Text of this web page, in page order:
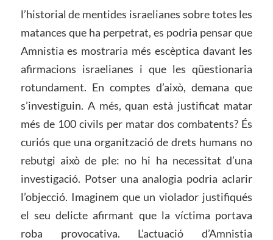
l’historial de mentides israelianes sobre totes les
matances que ha perpetrat, es podria pensar que
Amnistia es mostraria més escèptica davant les
afirmacions israelianes i que les qüestionaria
rotundament. En comptes d’això, demana que
s’investiguin. A més, quan està justificat matar
més de 100 civils per matar dos combatents? És
curiós que una organització de drets humans no
rebutgi això de ple: no hi ha necessitat d’una
investigació. Potser una analogia podria aclarir
l’objecció. Imaginem que un violador justifiqués
el seu delicte afirmant que la víctima portava
roba provocativa. L’actuació d’Amnistia